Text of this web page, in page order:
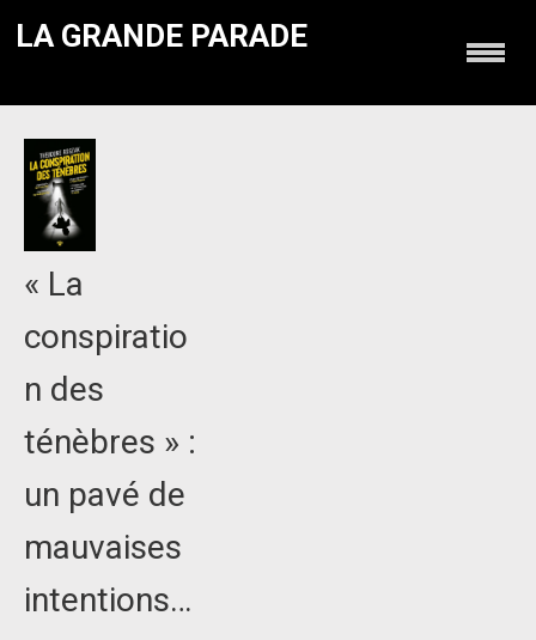
LA GRANDE PARADE
« La
conspiratio
n des
ténèbres » :
un pavé de
mauvaises
intentions…